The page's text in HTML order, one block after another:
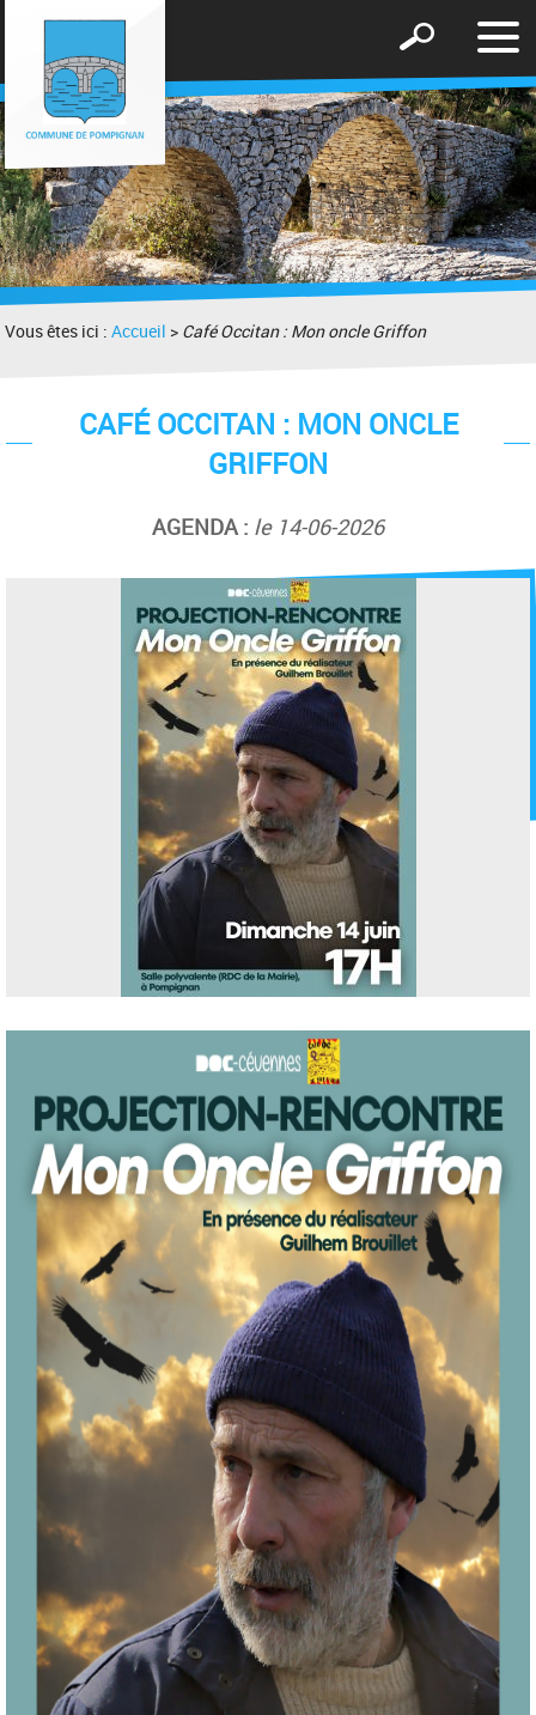
le
Afficher
formulaire
de
recherche
Vous êtes ici :Accueil > Café Occitan : Mon oncle Griffon
CAFÉ OCCITAN : MON ONCLE
GRIFFON
AGENDA : le 14-06-2026